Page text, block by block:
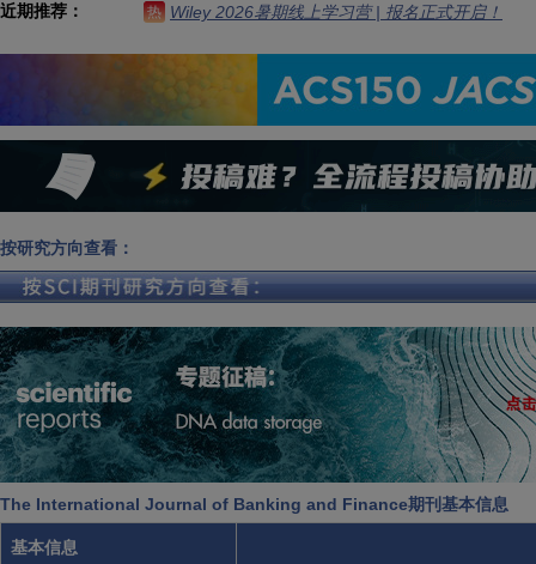
近期推荐： 热 Wiley 2026暑期线上学习营 | 报名正式开启！
按研究方向查看：
The International Journal of Banking and Finance期刊基本信息
基本信息